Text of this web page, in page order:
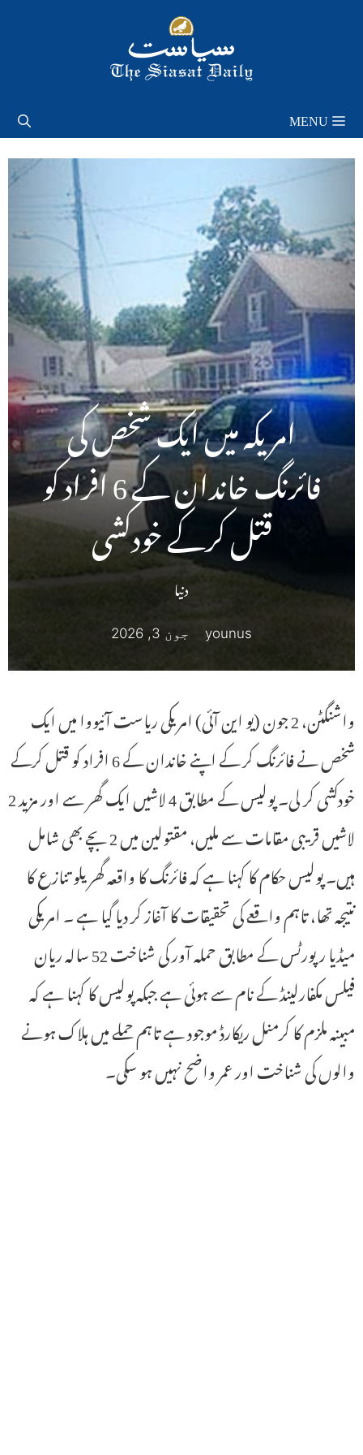
MENU
امریکہ میں ایک شخص کی
فائرنگ خاندان کے 6 افراد کو
قتل کرکے خودکشی
دنیا
younus جون 3, 2026
واشنگٹن، 2 جون (یو این آئی) امریکی ریاست آئیووا میں ایک
شخص نے فائرنگ کر کے اپنے خاندان کے 6 افراد کو قتل کرکے
خودکشی کر لی۔ پولیس کے مطابق 4 لاشیں ایک گھر سے اور مزید 2
لاشیں قریبی مقامات سے ملیں، مقتولین میں 2 بچے بھی شامل
ہیں۔ پولیس حکام کا کہنا ہے کہ فائرنگ کا واقعہ گھریلو تنازع کا
نتیجہ تھا، تاہم واقعے کی تحقیقات کا آغاز کر دیا گیا ہے ۔ امریکی
میڈیا رپورٹس کے مطابق حملہ آور کی شناخت 52 سالہ ریان
فیلس مکفارلینڈ کے نام سے ہوئی ہے جبکہ پولیس کا کہنا ہے کہ
مبینہ ملزم کا کرمنل ریکارڈ موجود ہے تاہم حملے میں ہلاک ہونے
والوں کی شناخت اور عمر واضح نہیں ہو سکی۔